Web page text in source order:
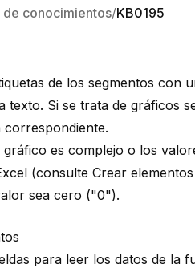
de conocimientos KB0195
de los segmentos con
texto. Si se trata de gráficos
correspondiente.
es complejo o los
(consulte Crear
sea cero ("0").
para leer los datos de la